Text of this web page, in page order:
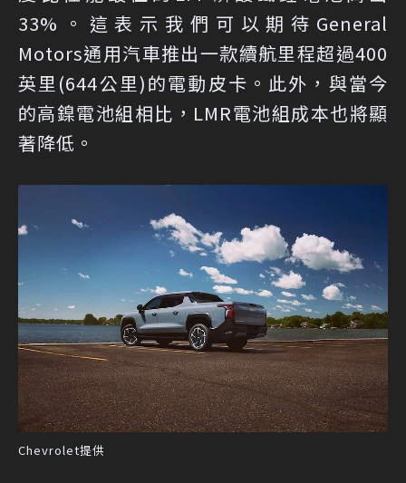
33%。這表示我們可以期待General
Motors通用汽車推出一款續航里程超過400
英里(644公里)的電動皮卡。此外，與當今
的高鎳電池組相比，LMR電池組成本也將顯
著降低。
Chevrolet提供